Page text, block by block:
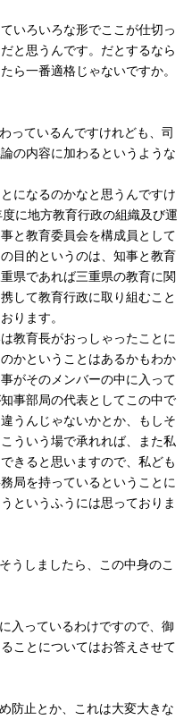
いろいろな形でここが仕切っ
と思うんです。だとするなら
ら一番適格じゃないですか。
っているんですけれども、司
の内容に加わるというような
になるのかなと思うんですけ
に地方教育行政の組織及び運
と教育委員会を構成員として
目的というのは、知事と教育
県であれば三重県の教育に関
して教育行政に取り組むこと
ります。
教育長がおっしゃったことに
かということはあるかもわか
がそのメンバーの中に入って
事部局の代表としてこの中で
うんじゃないかとか、もしそ
ういう場で承れれば、また私
きると思いますので、私ども
局を持っているということに
というふうには思っておりま
うしましたら、この中身のこ
入っているわけですので、御
ことについてはお答えさせて
防止とか、これは大変大きな